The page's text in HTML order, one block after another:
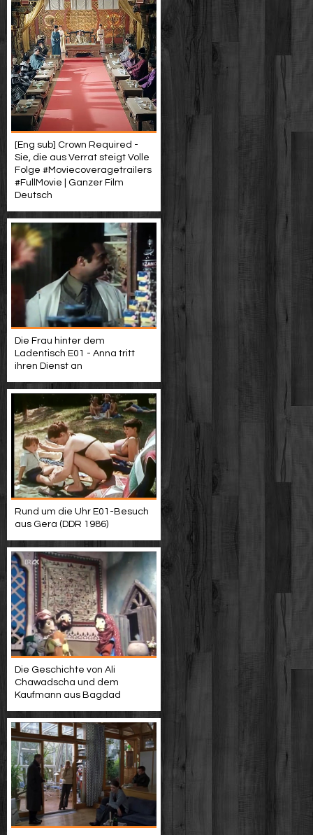
[Eng sub] Crown Required -
Sie, die aus Verrat steigt Volle
Folge #Moviecoveragetrailers
#FullMovie | Ganzer Film
Deutsch
Die Frau hinter dem
Ladentisch E01 - Anna tritt
ihren Dienst an
Rund um die Uhr E01-Besuch
aus Gera (DDR 1986)
Die Geschichte von Ali
Chawadscha und dem
Kaufmann aus Bagdad